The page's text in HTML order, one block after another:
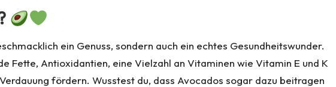
ein Genuss, sondern auch ein echtes Gesundheitswunder.
Fette, Antioxidantien, eine Vielzahl an Vitaminen wie Vitamin E und K
fördern. Wusstest du, dass Avocados sogar dazu beitragen